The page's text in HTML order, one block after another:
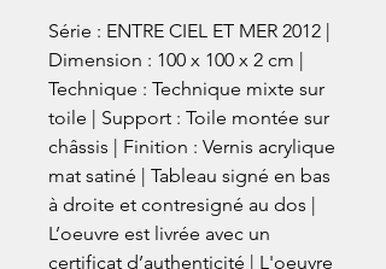
Série : ENTRE CIEL ET MER 2012 |
Dimension : 100 x 100 x 2 cm |
Technique : Technique mixte sur
toile | Support : Toile montée sur
châssis | Finition : Vernis acrylique
mat satiné | Tableau signé en bas
à droite et contresigné au dos |
L’oeuvre est livrée avec un
certificat d’authenticité | L'oeuvre